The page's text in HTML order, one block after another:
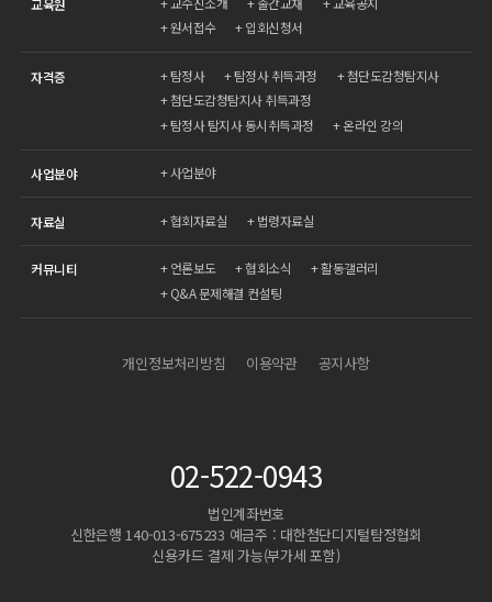
교육원
원서접수
입회신청서
자격증 탐정사 탐정사 취득과정
첨단도감청탐지사
첨단도감청탐지사 취득과정
탐정사 탐지사 동시취득과정
온라인 강의
사업분야 사업분야
자료실 협회자료실 법령자료실
커뮤니티 언론보도 협회소식
활동갤러리
Q&A 문제해결 컨설팅
개인정보처리방침 이용약관 공지사항
02-522-0943
법인계좌번호
신한은행 140-013-675233 예금주 : 대한첨단디지털탐정협회
신용카드 결제 가능(부가세 포함)